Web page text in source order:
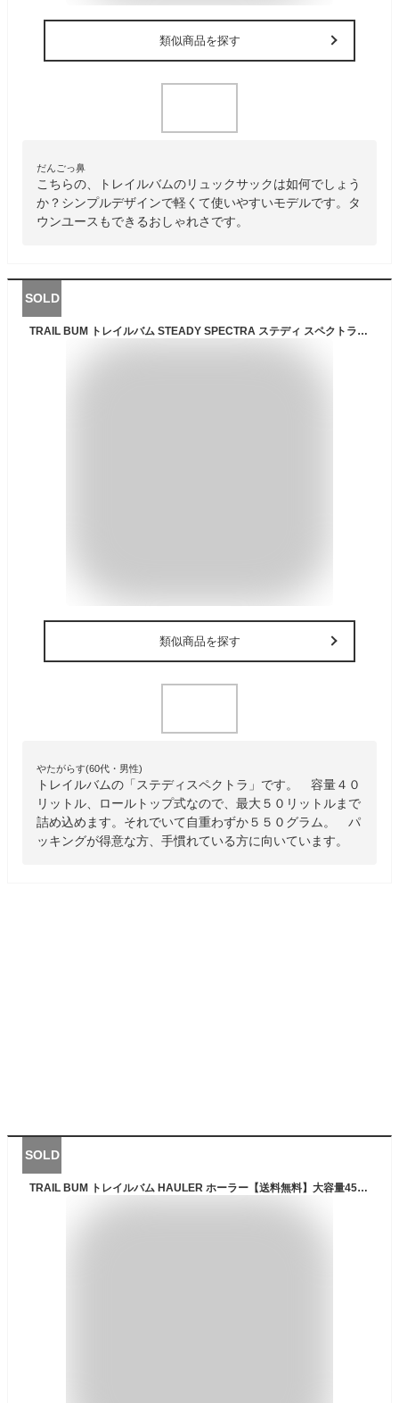
類似商品を探す
だんごっ鼻
こちらの、トレイルバムのリュックサックは如何でしょう
か？シンプルデザインで軽くて使いやすいモデルです。タ
ウンユースもできるおしゃれさです。
SOLD
TRAIL BUM トレイルバム STEADY SPECTRA ステディ スペクトラ 40L バックパック NIGHTCLOUD ワンサイズ メンズ レディース
類似商品を探す
やたがらす(60代・男性)
トレイルバムの「ステディスペクトラ」です。 容量４０
リットル、ロールトップ式なので、最大５０リットルまで
詰め込めます。それでいて自重わずか５５０グラム。 パ
ッキングが得意な方、手慣れている方に向いています。
SOLD
TRAIL BUM トレイルバム HAULER ホーラー【送料無料】大容量45~65L バックパック リュック ザック 軽量 CAMP FES 登山 ハイキング トレッキング アウトドア 旅行 バックパ【PT10】